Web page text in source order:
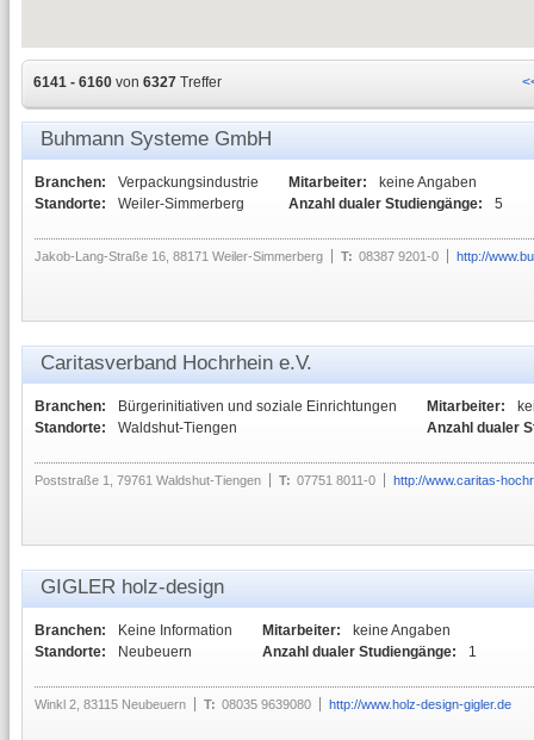
6141 - 6160 von 6327 Treffer
Buhmann Systeme GmbH
Branchen:
Verpackungsindustrie
Standorte:
Weiler-Simmerberg
Mitarbeiter:
keine Angaben
Anzahl dualer Studiengänge:
5
Jakob-Lang-Straße 16, 88171 Weiler-Simmerberg T: 08387 9201-0 http://
Caritasverband Hochrhein e.V.
Branchen:
Bürgerinitiativen und soziale Einrichtungen
Standorte:
Waldshut-Tiengen
Mitarbeiter:
Anzahl dualer
Poststraße 1, 79761 Waldshut-Tiengen T: 07751 8011-0 http://www.caritas-
GIGLER holz-design
Branchen:
Keine Information
Standorte:
Neubeuern
Mitarbeiter:
keine Angaben
Anzahl dualer Studiengänge:
1
Winkl 2, 83115 Neubeuern T: 08035 9639080 http://www.holz-design-gigler.de